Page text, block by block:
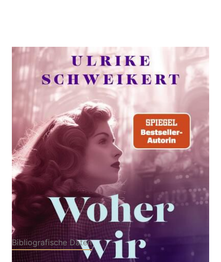
Woher wir kamen
Zur Wunschliste hinzufügen
Von Ulrike Schweikert
Verlag: ROWOHLT
Taschenbuch
17.09.2024
Buch 512 Seiten
Softcover
ISBN: 978-3-
49900988-4
Bibliografische Daten